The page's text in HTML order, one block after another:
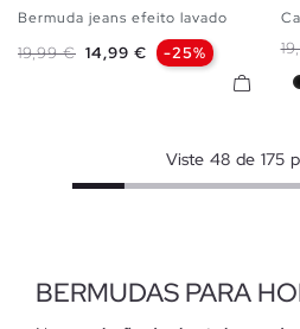
36 38 40 42 44
48
Bermuda jeans efeito lavado
Preço normal
19,99 € Preço
14,99 € -25%
Viste 48 de 175
BERMUDAS PARA